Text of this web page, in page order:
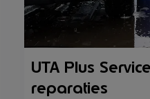
UTA Plus
reparaties